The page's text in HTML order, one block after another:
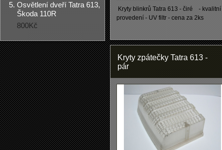
Osvětlení dveří Tatra 613,
Škoda 110R
800Kč
Kryty blinkrů Tatra 613 - čiré - kvalitní
provedení - UV filtr - cena za 2ks
Kryty zpátečky Tatra 613 -
pár